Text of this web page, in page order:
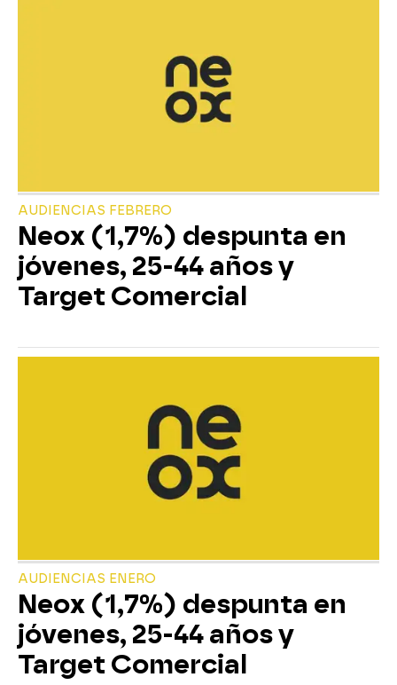
AUDIENCIAS FEBRERO
Neox (1,7%) despunta en
jóvenes, 25-44 años y
Target Comercial
AUDIENCIAS ENERO
Neox (1,7%) despunta en
jóvenes, 25-44 años y
Target Comercial